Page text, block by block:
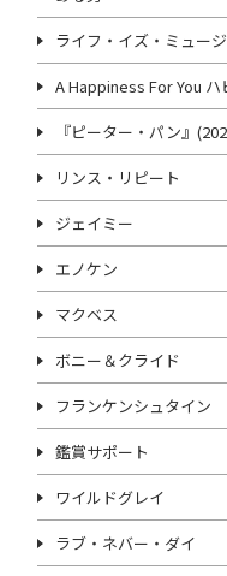
ライフ・イズ・ミュー
A Happiness For You
『ピーター・パン』
リンス・リピート
ジェイミー
エノケン
マクベス
ボニー＆クライド
フランケンシュタイン
鑑賞サポート
ワイルドグレイ
ラブ・ネバー・ダイ